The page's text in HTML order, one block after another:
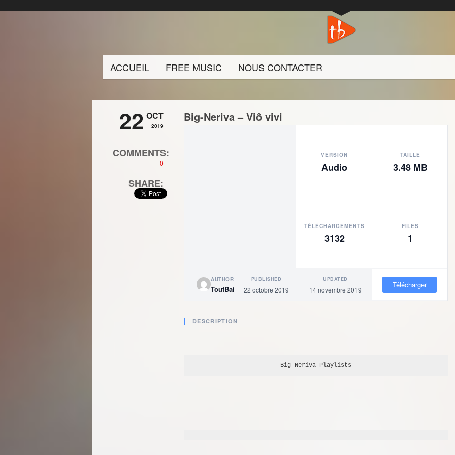
ACCUEIL FREE MUSIC NOUS CONTACTER
22 OCT
2019
COMMENTS:
0
SHARE:
Big-Neriva – Viô vivi
VERSION
Audio
TAILLE
3.48 MB
TÉLÉCHARGEMENTS
3132
FILES
1
AUTHOR
ToutBaigne
PUBLISHED
22 octobre 2019
UPDATED
14 novembre 2019
Télécharger
DESCRIPTION
Big-Neriva Playlists